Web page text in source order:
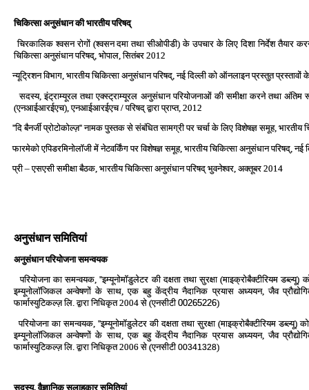
चिकित्‍सा अनुसंधान की भारतीय परिषद्
चिरकालिक श्‍वसन रोगों (श्‍वसन दमा तथा सीओपीडी) के उपचार के लिए दिशा निर्देश तैयार
चिकित्‍सा अनुसंधान परिषद्, भोपाल, सितंबर 2012
न्‍यूट्रिशन विभाग, भारतीय चिकित्‍सा अनुसंधान परिषद्, नई दिल्‍ली को ऑनलाइन प्रस्‍तुत
सदस्‍य, इंट्राम्‍यूरल तथा एक्‍स्‍ट्राम्‍यूरल अनुसंधान परियोजनाओं की समीक्षा करने तथा अंतिम
(एनआईआरईएच), एनआईआरईएच / परिषद् द्वारा प्राप्‍त, 2012
''दि बैनर्जी प्रोटोकोल्‍ज़'' नामक पुस्‍तक से संबंधित सामग्री पर चर्चा के लिए विशेषज्ञ समूह,
फारमेको एपिडरमिनोलॉजी में नेटवर्किंग पर विशेषज्ञ समूह, भारतीय चिकित्‍सा अनुसंधान परिषद्, नई
प्री – एसएसी समीक्षा बैठक, भारतीय चिकित्‍सा अनुसंधान परिषद् भुवनेश्‍वर, अक्‍तूबर 2014
अनुसंधान समितियां
अनुसंधान परियोजना समन्‍वयक
परियोजना का समन्‍वयक, ''इम्‍यूनोमॉडुलेटर की दक्षता तथा सुरक्षा (माइक्रोबैक्‍टीरियम
इम्‍यूनोलॉजिकल अन्‍वेषणों के साथ, एक बहु केंद्रीय नैदानिक प्रयास अध्‍ययन, जैव
फार्मास्‍युटिकल्‍ज़ लि. द्वारा निधिकृत 2004 से (एनसीटी00265226)
परियोजना का समन्‍वयक, ''इम्‍यूनोमॉडुलेटर की दक्षता तथा सुरक्षा (माइक्रोबैक्‍टीरियम
इम्‍यूनोलॉजिकल अन्‍वेषणों के साथ, एक बहु केंद्रीय नैदानिक प्रयास अध्‍ययन, जैव
फार्मास्‍युटिकल्‍ज़ लि. द्वारा निधिकृत 2006 से (एनसीटी00341328)
सदस्‍य, वैज्ञानिक सलाहकार समितियां